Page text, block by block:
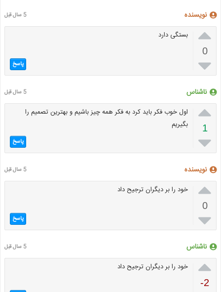
نویسنده 5 سال قبل

0

بستگی دارد
پاسخ
ناشناس 5 سال قبل

1

اول خوب فکر باید کرد به فکر همه چیز باشیم و بهترین تصمیم را
بگیریم
پاسخ
نویسنده 5 سال قبل

0

خود را بر دیگران ترجیح داد
پاسخ
ناشناس 5 سال قبل

-2
خود را بر دیگران ترجیح داد